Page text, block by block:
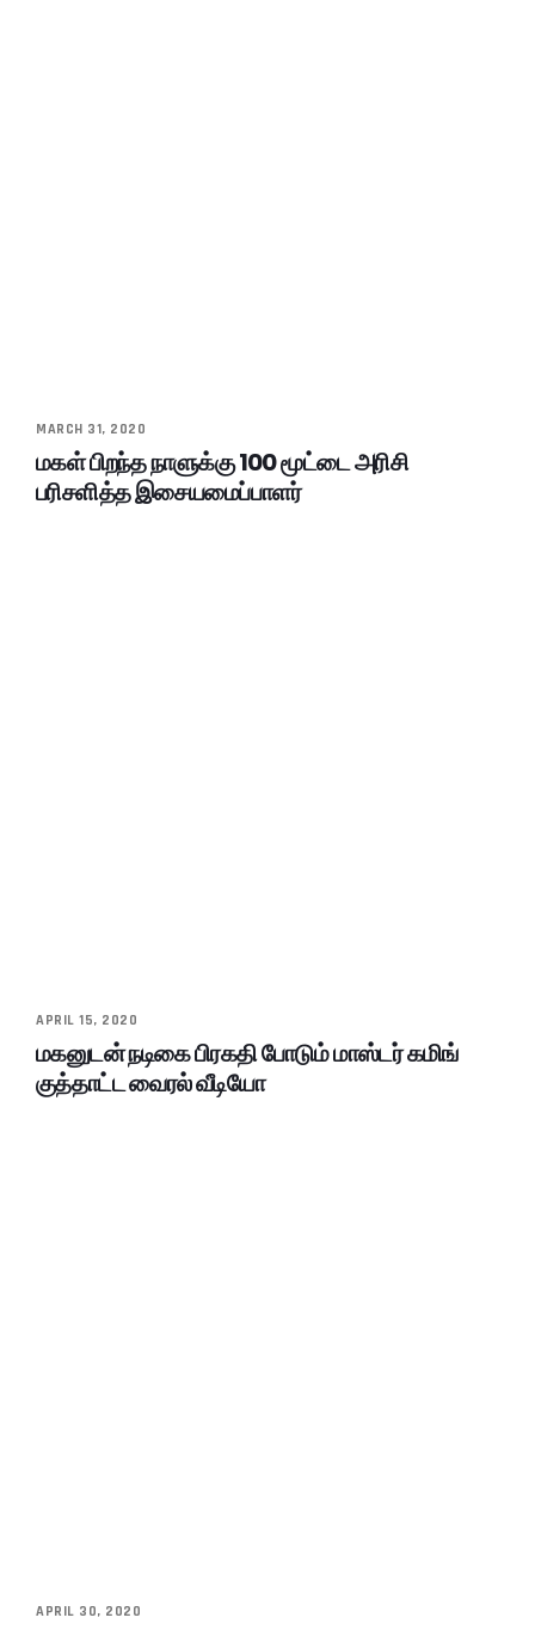
MARCH 31, 2020
மகள் பிறந்த நாளுக்கு 100 மூட்டை அரிசி
பரிசளித்த இசையமைப்பாளர்
APRIL 15, 2020
மகனுடன் நடிகை பிரகதி போடும் மாஸ்டர் கமிங்
குத்தாட்ட வைரல் வீடியோ
APRIL 30, 2020